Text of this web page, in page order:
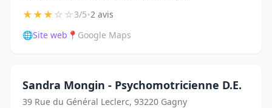
★★★☆☆3/5•2 avis
🌐Site web 📍 Google Maps
Sandra Mongin - Psychomotricienne D.E.
39 Rue du Général Leclerc, 93220 Gagny